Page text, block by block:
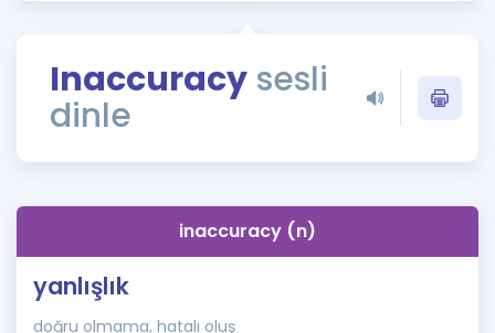
ÖSYM Sınav Takvimi
Kampanyalar
İngilizce Gramer
Inaccuracy sesli
dinle
inaccuracy (n)
yanlışlık
doğru olmama, hatalı oluş